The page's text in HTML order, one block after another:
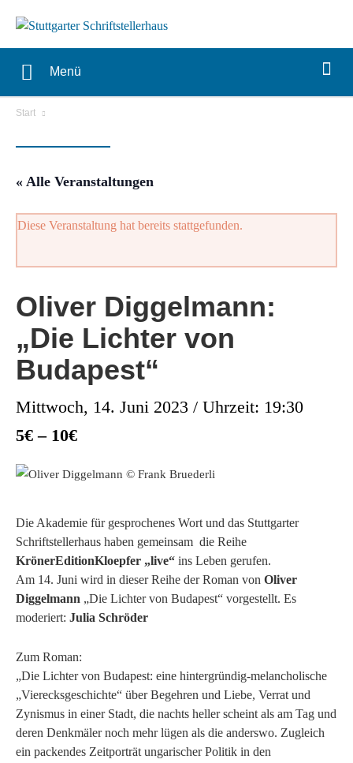
Menü
Start
« Alle Veranstaltungen
Diese Veranstaltung hat bereits stattgefunden.
Oliver Diggelmann:
„Die Lichter von
Budapest“
Mittwoch, 14. Juni 2023 / Uhrzeit: 19:30
5€ – 10€
Die Akademie für gesprochenes Wort und das Stuttgarter
Schriftstellerhaus haben gemeinsam die Reihe
KrönerEditionKloepfer „live“ ins Leben gerufen.
Am 14. Juni wird in dieser Reihe der Roman von Oliver
Diggelmann „Die Lichter von Budapest“ vorgestellt. Es
moderiert: Julia Schröder
Zum Roman:
„Die Lichter von Budapest: eine hintergründig-melancholische
„Vierecksgeschichte“ über Begehren und Liebe, Verrat und
Zynismus in einer Stadt, die nachts heller scheint als am Tag und
deren Denkmäler noch mehr lügen als die anderswo. Zugleich
ein packendes Zeitporträt ungarischer Politik in den